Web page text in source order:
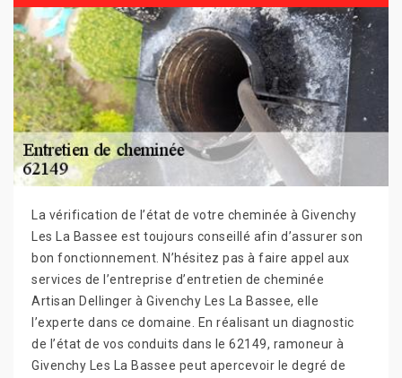
La vérification de l’état de votre cheminée à Givenchy
Les La Bassee est toujours conseillé afin d’assurer son
bon fonctionnement. N’hésitez pas à faire appel aux
services de l’entreprise d’entretien de cheminée
Artisan Dellinger à Givenchy Les La Bassee, elle
l’experte dans ce domaine. En réalisant un diagnostic
de l’état de vos conduits dans le 62149, ramoneur à
Givenchy Les La Bassee peut apercevoir le degré de